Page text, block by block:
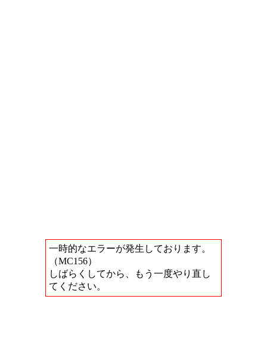
一時的なエラーが発生しております。
（MC156）
しばらくしてから、もう一度やり直し
てください。